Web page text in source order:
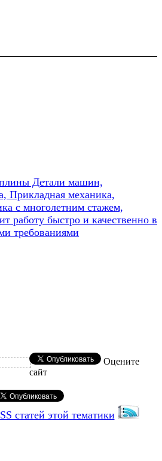
Детали машин,
Прикладная механика,
с многолетним стажем,
работу быстро и качественно в
требованиями
Оцените
сайт
статей этой тематики